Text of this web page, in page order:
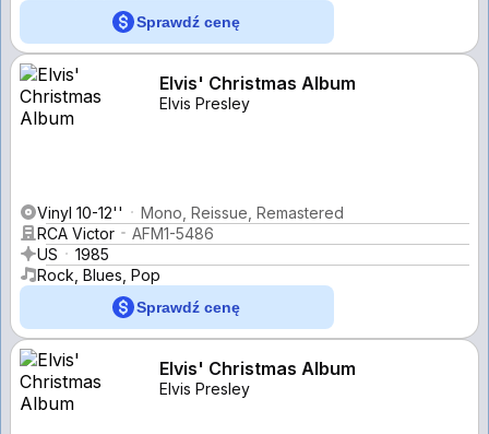
Sprawdź cenę
Elvis' Christmas Album
Elvis Presley
Vinyl 10-12''
Mono, Reissue, Remastered
RCA Victor
AFM1-5486
US
1985
Rock, Blues, Pop
Sprawdź cenę
Elvis' Christmas Album
Elvis Presley